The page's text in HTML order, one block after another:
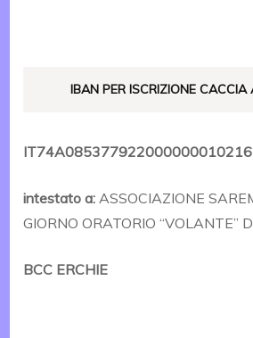
IBAN PER ISCRIZIONE CACCIA
intestato a: ASSOCIAZIONE
GIORNO ORATORIO “VOLANTE”
BCC ERCHIE